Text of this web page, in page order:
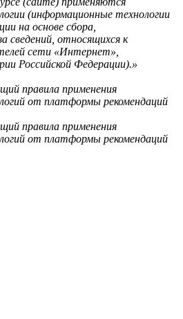
(информационные технологии
на основе сбора,
сведений, относящихся к
сети «Интернет»,
Российской Федерации).»
правила применения
от платформы рекомендаций
правила применения
от платформы рекомендаций